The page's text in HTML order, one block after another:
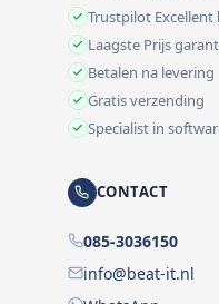
Trustpilot
Laagste Prijs
Betalen na levering
Gratis verzending
Specialist in
CONTACT
085-3036150
info@beat-it.nl